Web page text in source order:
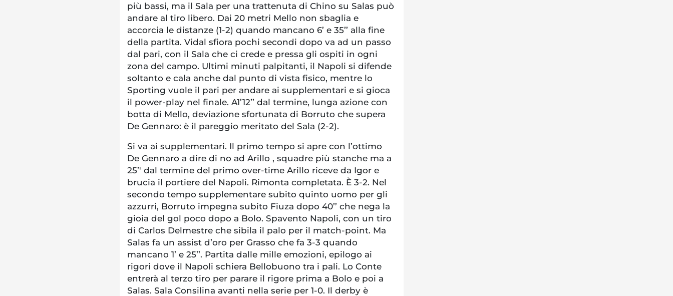
più bassi, ma il Sala per una trattenuta di Chino su Salas può
andare al tiro libero. Dai 20 metri Mello non sbaglia e
accorcia le distanze (1-2) quando mancano 6’ e 35’’ alla fine
della partita. Vidal sfiora pochi secondi dopo va ad un passo
dal pari, con il Sala che ci crede e pressa gli ospiti in ogni
zona del campo. Ultimi minuti palpitanti, il Napoli si difende
soltanto e cala anche dal punto di vista fisico, mentre lo
Sporting vuole il pari per andare ai supplementari e si gioca
il power-play nel finale. A1’12’’ dal termine, lunga azione con
botta di Mello, deviazione sfortunata di Borruto che supera
De Gennaro: è il pareggio meritato del Sala (2-2).
Si va ai supplementari. Il primo tempo si apre con l’ottimo
De Gennaro a dire di no ad Arillo , squadre più stanche ma a
25’' dal termine del primo over-time Arillo riceve da Igor e
brucia il portiere del Napoli. Rimonta completata. È 3-2. Nel
secondo tempo supplementare subito quinto uomo per gli
azzurri, Borruto impegna subito Fiuza dopo 40’’ che nega la
gioia del gol poco dopo a Bolo. Spavento Napoli, con un tiro
di Carlos Delmestre che sibila il palo per il match-point. Ma
Salas fa un assist d’oro per Grasso che fa 3-3 quando
mancano 1’ e 25’’. Partita dalle mille emozioni, epilogo ai
rigori dove il Napoli schiera Bellobuono tra i pali. Lo Conte
entrerà al terzo tiro per parare il rigore prima a Bolo e poi a
Salas. Sala Consilina avanti nella serie per 1-0. Il derby è